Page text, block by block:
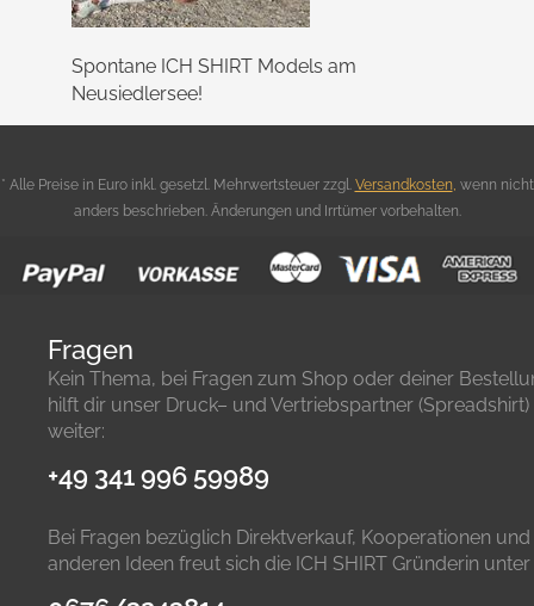
Spontane ICH SHIRT Models am
Neusiedlersee!
* Alle Preise in Euro inkl. gesetzl. Mehrwertsteuer zzgl. Versandkosten, wenn nicht
anders beschrieben. Änderungen und Irrtümer vorbehalten.
Fragen
Kein Thema, bei Fragen zum Shop oder deiner
hilft dir unser Druck– und Vertriebspartner
weiter:
+49 341 996 59989
Bei Fragen bezüglich Direktverkauf, Kooperationen und
anderen Ideen freut sich die ICH SHIRT Gründerin unter